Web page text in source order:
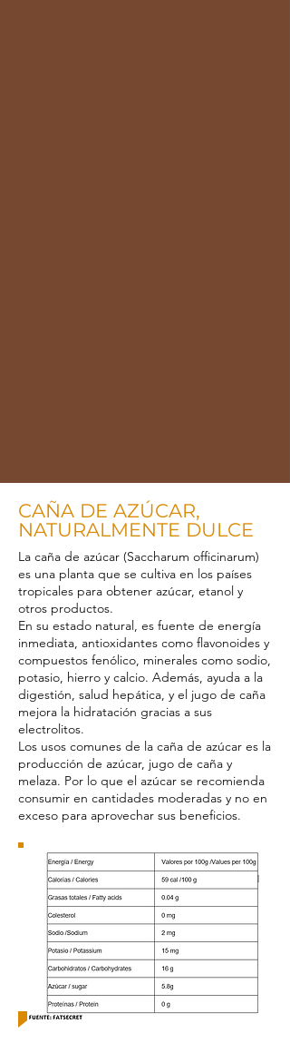
CAÑA DE AZÚCAR,
NATURALMENTE DULCE
La caña de azúcar (Saccharum officinarum)
es una planta que se cultiva en los países
tropicales para obtener azúcar, etanol y
otros productos.
En su estado natural, es fuente de energía
inmediata, antioxidantes como flavonoides y
compuestos fenólico, minerales como sodio,
potasio, hierro y calcio. Además, ayuda a la
digestión, salud hepática, y el jugo de caña
mejora la hidratación gracias a sus
electrolitos.
Los usos comunes de la caña de azúcar es la
producción de azúcar, jugo de caña y
melaza. Por lo que el azúcar se recomienda
consumir en cantidades moderadas y no en
exceso para aprovechar sus beneficios.